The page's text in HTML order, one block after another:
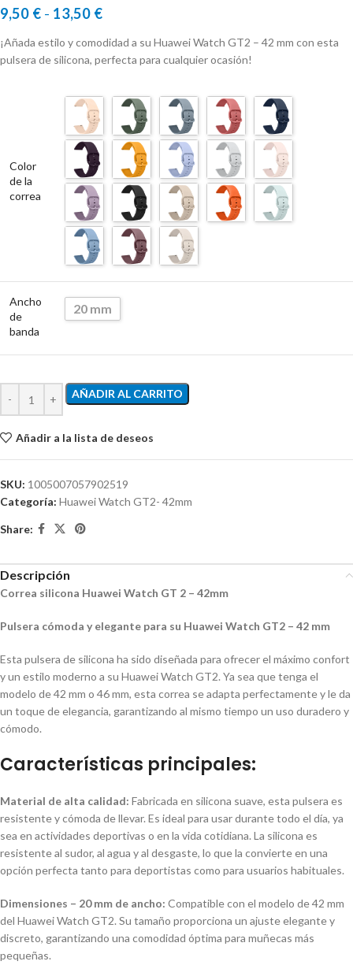
9,50 € - 13,50 €
¡Añada estilo y comodidad a su Huawei Watch GT2 – 42 mm con esta
pulsera de silicona, perfecta para cualquier ocasión!
Color
de la
correa
Ancho
de
banda
20 mm
AÑADIR AL CARRITO
Añadir a la lista de deseos
SKU: 1005007057902519
Categoría: Huawei Watch GT2- 42mm
Share:
Descripción
Correa silicona Huawei Watch GT 2 – 42mm
Pulsera cómoda y elegante para su Huawei Watch GT2 – 42 mm
Esta pulsera de silicona ha sido diseñada para ofrecer el máximo confort
y un estilo moderno a su Huawei Watch GT2. Ya sea que tenga el
modelo de 42 mm o 46 mm, esta correa se adapta perfectamente y le da
un toque de elegancia, garantizando al mismo tiempo un uso duradero y
cómodo.
Características principales:
Material de alta calidad: Fabricada en silicona suave, esta pulsera es
resistente y cómoda de llevar. Es ideal para usar durante todo el día, ya
sea en actividades deportivas o en la vida cotidiana. La silicona es
resistente al sudor, al agua y al desgaste, lo que la convierte en una
opción perfecta tanto para deportistas como para usuarios habituales.
Dimensiones – 20 mm de ancho: Compatible con el modelo de 42 mm
del Huawei Watch GT2. Su tamaño proporciona un ajuste elegante y
discreto, garantizando una comodidad óptima para muñecas más
pequeñas.